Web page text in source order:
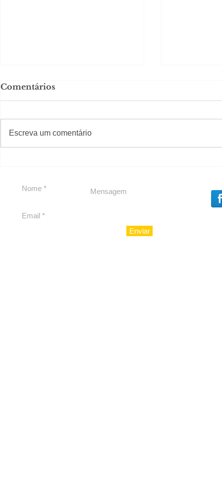
Comentários
Escreva um comentário
#Sugestões
Enviar